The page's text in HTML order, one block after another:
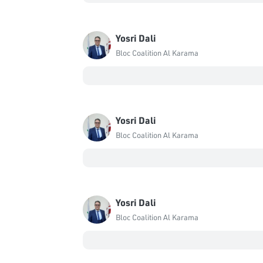
Yosri Dali
Bloc Coalition Al Karama
Yosri Dali
Bloc Coalition Al Karama
Yosri Dali
Bloc Coalition Al Karama